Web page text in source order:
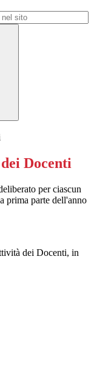
Docenti
per ciascun
prima parte dell'anno
dei Docenti, in